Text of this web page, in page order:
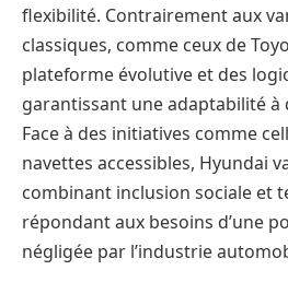
flexibilité. Contrairement aux
classiques, comme ceux de
plateforme évolutive et des
garantissant une adaptabilité à
Face à des initiatives comme
navettes accessibles, Hyundai
combinant inclusion sociale et
répondant aux besoins d’une
négligée par l’industrie